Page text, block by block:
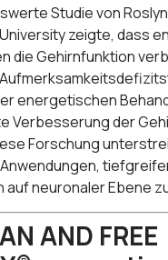
Studie von
zeigte, dass
die Gehirnfunktion
energetischen
Verbesserung der
Forschung
auf neuronaler Ebene
AND FREE